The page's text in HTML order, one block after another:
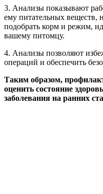
3. Анализы показывают
ему питательных веществ,
подобрать корм и режим,
вашему питомцу.
4. Анализы позволяют
операций и обеспечить
Таким образом,
оценить состояние
заболевания на ранних